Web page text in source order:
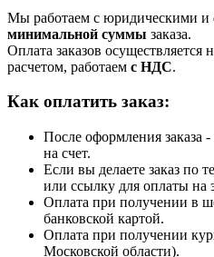
Мы работаем с юридическими и
минимальной суммы заказа.
Оплата заказов
расчетом, работаем с НДС.
Как оплатить заказ:
После оформления заказа
на счет.
Если вы делаете заказ по
или ссылку для оплаты на
Оплата при получении в
банковской картой.
Оплата при получении
Московской области).